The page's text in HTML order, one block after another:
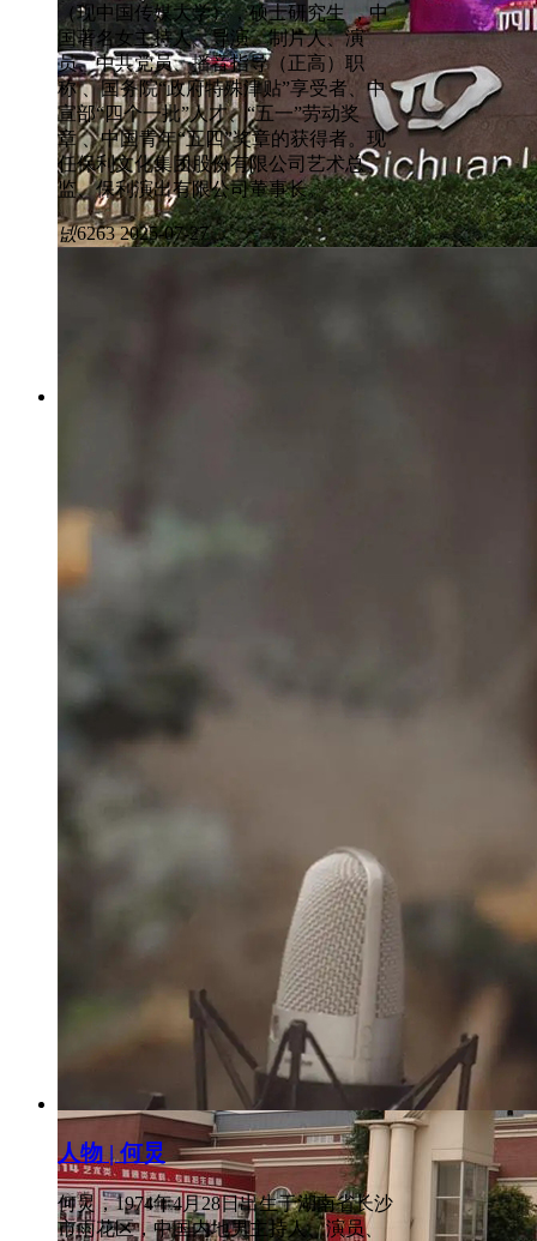
入选教育部“高校数字媒体产教融合差创新应用示范基
产城一体化示范基地、四川省“本科院校整体转型发展
推进协同育人改革试点”，“新时代传媒艺术类人才培养
（现中国传媒大学），硕士研究生 ，中
国著名女主持人、导演、制片人、演
员、中共党员、播音指导（正高）职
称 、国务院“政府特殊津贴”享受者、中
宣部“四个一批”人才、“五一”劳动奖
章 、中国青年“五四”奖章的获得者。现
任保利文化集团股份有限公司艺术总
监、保利演出有限公司董事长。
넶6263 2025-07-27
人物 | 何炅
何炅，1974年4月28日出生于湖南省长沙
市雨花区，中国内地男主持人、演员、